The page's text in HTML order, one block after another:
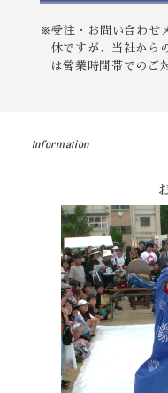
※受注・お問い合わせ
休ですが、当社から
は営業時間帯でのご
Information